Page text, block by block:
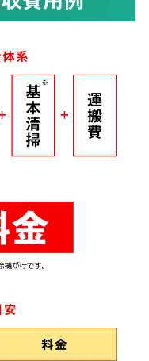
保証
根こそぎ
脱臭
にもかかわらず
時は、ぜひ当社
界最高水準のオ
系
料金